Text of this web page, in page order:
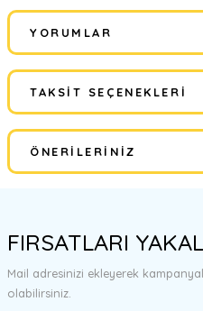
YORUMLAR
Bu ürüne ilk
TAKSIT SEÇENEKLERI
ÖNERILERINIZ
tarafımıza iletebilirsiniz.
Görüş ve önerileriniz için teşekkür
Ürün resmi kalitesiz, bozuk veya
FIRSATLARI
Mail adresinizi ekleyerek
olabilirsiniz.